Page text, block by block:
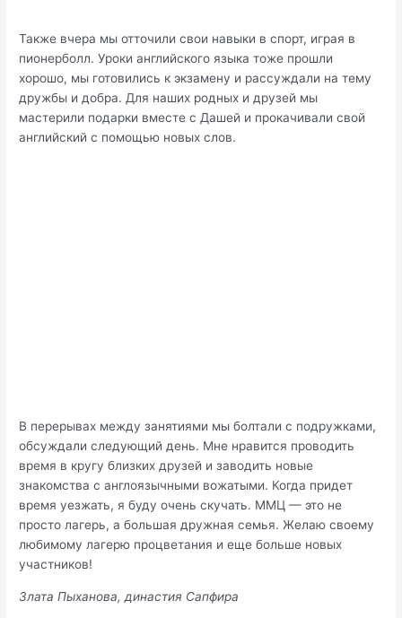
Также вчера мы отточили свои навыки в спорт, играя в
пионерболл. Уроки английского языка тоже прошли
хорошо, мы готовились к экзамену и рассуждали на тему
дружбы и добра. Для наших родных и друзей мы
мастерили подарки вместе с Дашей и прокачивали свой
английский с помощью новых слов.
В перерывах между занятиями мы болтали с подружками,
обсуждали следующий день. Мне нравится проводить
время в кругу близких друзей и заводить новые
знакомства с англоязычными вожатыми. Когда придет
время уезжать, я буду очень скучать. ММЦ — это не
просто лагерь, а большая дружная семья. Желаю своему
любимому лагерю процветания и еще больше новых
участников!
Злата Пыханова, династия Сапфира